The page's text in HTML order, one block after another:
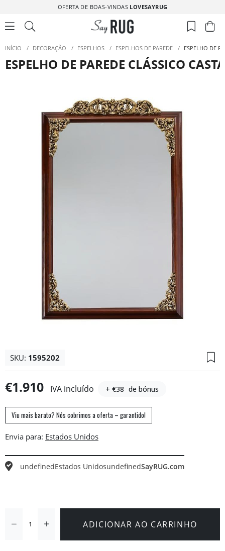
OFERTA DE BOAS-VINDAS LOVESAYRUG
INÍCIO / DECORAÇÃO / ESPELHOS / ESPELHOS DE PAREDE / ESPELHO DE
ESPELHO DE PAREDE CLÁSSICO
SKU: 1595202
€1.910 IVA incluído + €38 de bónus
Viu mais barato? Nós cobrimos a oferta – garantido!
Envia para:
undefinedEstados UnidosundefinedSayRUG.com
ADICIONAR AO CARRINHO